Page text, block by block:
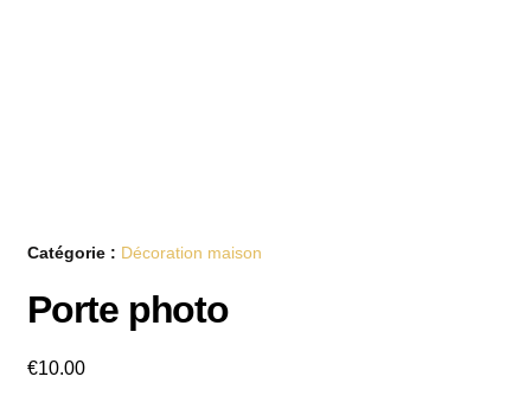
Catégorie : Décoration maison
Porte photo
€10.00